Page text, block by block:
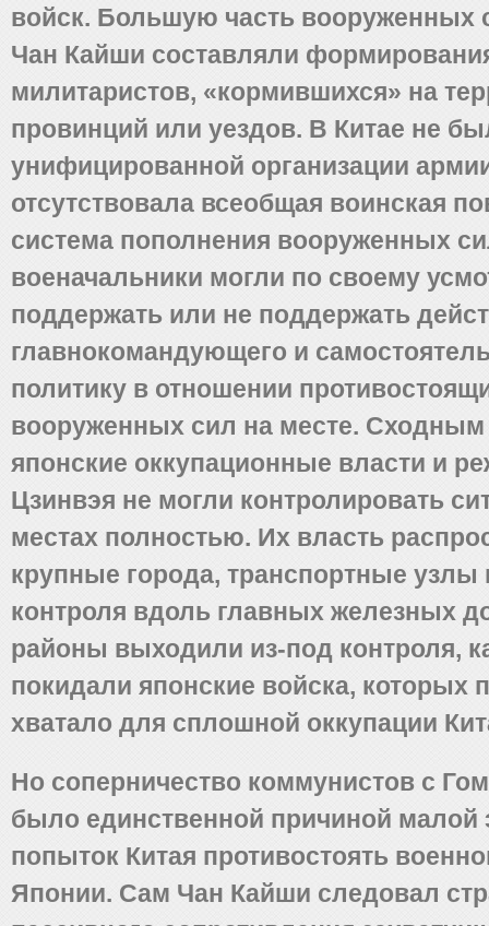
войск. Большую часть вооруженных
Чан Кайши составляли
милитаристов, «кормившихся» на
провинций или уездов. В Китае не
унифицированной организации
отсутствовала всеобщая воинская
система пополнения вооруженных
военачальники могли по своему
поддержать или не поддержать
главнокомандующего и
политику в отношении
вооруженных сил на месте. Сходным
японские оккупационные власти и
Цзинвэя не могли контролировать
местах полностью. Их власть
крупные города, транспортные
контроля вдоль главных железных
районы выходили из-под контроля,
покидали японские войска, которых
хватало для сплошной оккупации
Но соперничество коммунистов с
было единственной причиной малой
попыток Китая противостоять
Японии. Сам Чан Кайши следовал